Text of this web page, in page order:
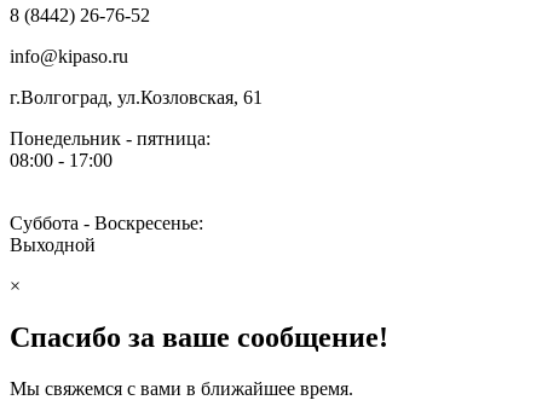
8 (8442) 26-76-52
info@kipaso.ru
г.Волгоград, ул.Козловская, 61
Понедельник - пятница:
08:00 - 17:00
Суббота - Воскресенье:
Выходной
×
Спасибо за ваше сообщение!
Мы свяжемся с вами в ближайшее время.